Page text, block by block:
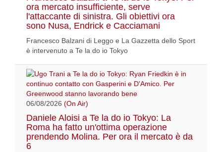
ora mercato insufficiente, serve
l'attaccante di sinistra. Gli obiettivi ora
sono Nusa, Endrick e Cacciamani
Francesco Balzani di Leggo e La Gazzetta dello Sport
è intervenuto a Te la do io Tokyo
06/08/2026 (On Air)
Daniele Aloisi a Te la do io Tokyo: La
Roma ha fatto un'ottima operazione
prendendo Molina. Per ora il mercato è da
6